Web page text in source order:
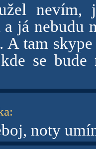
nevím,
a já nebudu
A tam
se
:
noty